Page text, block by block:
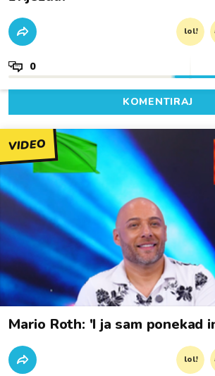
lol!
0
KOMENTIRAJ
VIDEO
Mario Roth: 'I ja sam ponekad
lol!